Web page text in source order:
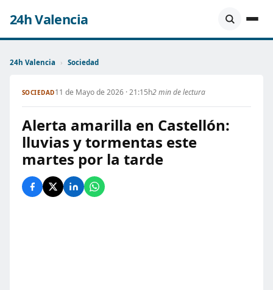
24h Valencia
24h Valencia › Sociedad
SOCIEDAD11 de Mayo de 2026 · 21:15h2 min de lectura
Alerta amarilla en Castellón:
lluvias y tormentas este
martes por la tarde